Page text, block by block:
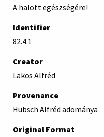
A halott egészségére!
Identifier
82.4.1
Creator
Lakos Alfréd
Provenance
Hübsch Alfréd adománya
Original Format